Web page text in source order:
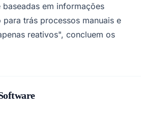
em informações
trás processos manuais e
reativos", concluem os